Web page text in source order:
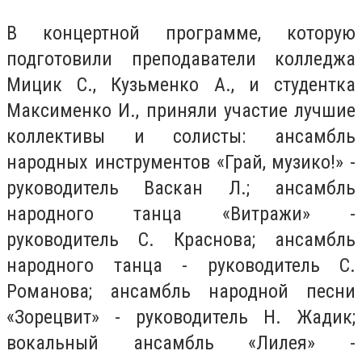
В концертной программе, которую
подготовили преподаватели колледжа
Мицик С., Кузьменко А., и студентка
Максименко И., приняли участие лучшие
коллективы и солисты: ансамбль
народных инструментов «Грай, музико!» -
руководитель Васкан Л.; ансамбль
народного танца «Витражи» -
руководитель С. Краснова; ансамбль
народного танца - руководитель С.
Романова; ансамбль народной песни
«Зорецвит» - руководитель Н. Жадик;
вокальный ансамбль «Лилея» -